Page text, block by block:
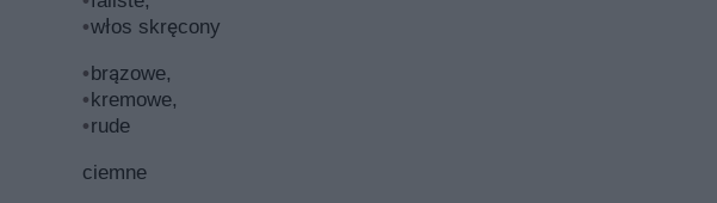
albo spłaszczona jak u cavaliera. Brachycefalia (skrócenie kufy) dziedziczone
włos skręcony
brązowe,
kremowe,
rude
ciemne